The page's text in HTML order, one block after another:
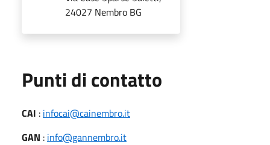
24027 Nembro BG
Punti di contatto
CAI : infocai@cainembro.it
GAN : info@gannembro.it